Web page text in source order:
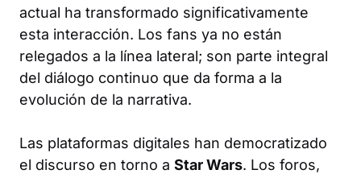
actual ha transformado significativamente
esta interacción. Los fans ya no están
relegados a la línea lateral; son parte integral
del diálogo continuo que da forma a la
evolución de la narrativa.
Las plataformas digitales han democratizado
el discurso en torno a Star Wars. Los foros,